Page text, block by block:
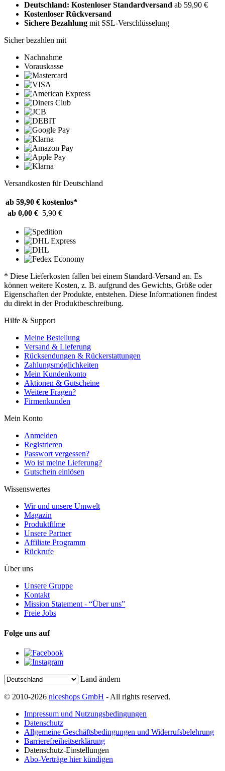
Deutschland: Kostenloser Standardversand ab 59,90 €
Kostenloser Rückversand
Sichere Bezahlung mit SSL-Verschlüsselung
Sicher bezahlen mit
Nachnahme
Vorauskasse
Versandkosten für Deutschland
ab 59,90 € kostenlos*
ab 0,00 € 5,90 €
* Diese Lieferkosten fallen bei einem Standard-Versand an. Es
können weitere Kosten, z. B. aufgrund des Gewichts, Größe oder
Eigenschaften der Produkte, entstehen. Diese Informationen findest
du direkt in der Produktbeschreibung.
Hilfe & Support
Meine Bestellung
Versand & Lieferung
Rücksendungen & Rückerstattungen
Zahlungsmöglichkeiten
Mein Kundenkonto
Aktionen & Gutscheine
Weitere Fragen?
Firmenkunden
Mein Konto
Anmelden
Registrieren
Passwort vergessen?
Wo ist meine Lieferung?
Gutschein einlösen
Wissenswertes
Wir und unsere Umwelt
Magazin
Produktfilme
Unsere Partner
Affiliate Programm
Rückrufe
Über uns
Unsere Gruppe
Kontakt
Mission Statement - “Über uns”
Freie Jobs
Folge uns auf
Land ändern
© 2010-2026 niceshops GmbH - All rights reserved.
Impressum und Nutzungsbedingungen
Datenschutz
Allgemeine Geschäftsbedingungen und Widerrufsbelehrung
Barrierefreiheitserklärung
Datenschutz-Einstellungen
Abo-Verträge hier kündigen